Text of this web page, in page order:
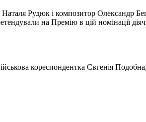
Рудюк і композитор Олександр
на Премію в цій номінації
кореспондентка Євгенія